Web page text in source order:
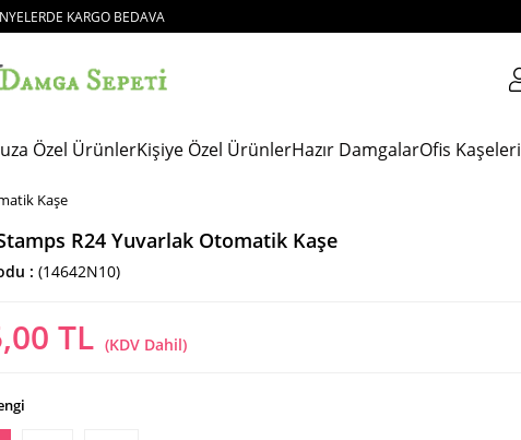
KARGO BEDAVA
Özel ÜrünlerKişiye Özel ÜrünlerHazır DamgalarOfis Kaşeleri
Kaşe
R24 Yuvarlak Otomatik Kaşe
(14642N10)
TL (KDV Dahil)